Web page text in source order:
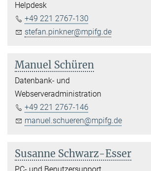
Helpdesk
+49 221 2767-130
stefan.pinkner@mpifg.de
Manuel Schüren
Datenbank- und
Webserveradministration
+49 221 2767-146
manuel.schueren@mpifg.de
Susanne Schwarz-Esser